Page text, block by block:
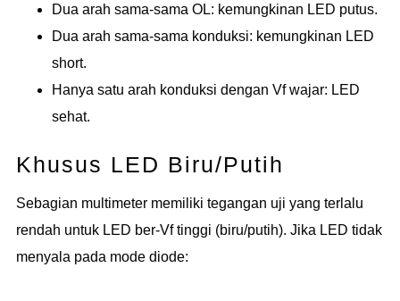
Dua arah sama-sama OL: kemungkinan LED putus.
Dua arah sama-sama konduksi: kemungkinan LED
short.
Hanya satu arah konduksi dengan Vf wajar: LED
sehat.
Khusus LED Biru/Putih
Sebagian multimeter memiliki tegangan uji yang terlalu
rendah untuk LED ber-Vf tinggi (biru/putih). Jika LED tidak
menyala pada mode diode: